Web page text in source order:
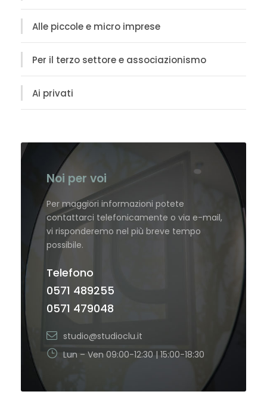
Alle piccole e micro imprese
Per il terzo settore e associazionismo
Ai privati
Noi per voi
Per maggiori informazioni potete
contattarci telefonicamente o via e-mail,
vi risponderemo nel più breve tempo
possibile.
Telefono
0571 489255
0571 479048
studio@studioclu.it
Lun – Ven 09:00-12:30 | 15:00-18:30